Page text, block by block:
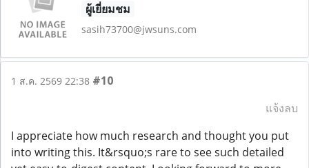
ผู้เยี่ยมชม
sasih73700@jwsuns.com
1 ส.ค. 2569 22:38 #10
แจ้งลบ
I appreciate how much research and thought you put
into writing this. It&rsquo;s rare to see such detailed